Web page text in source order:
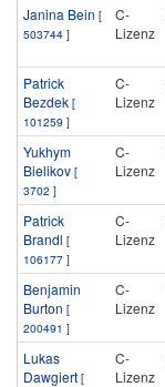
Janina Bein [
503744 ]
C-
Lizenz
Patrick
Bezdek [
101259 ]
C-
Lizenz
Yukhym
Bielikov [
3702 ]
C-
Lizenz
Patrick
Brandl [
106177 ]
C-
Lizenz
Benjamin
Burton [
200491 ]
C-
Lizenz
Lukas
Dawgiert [
C-
Lizenz